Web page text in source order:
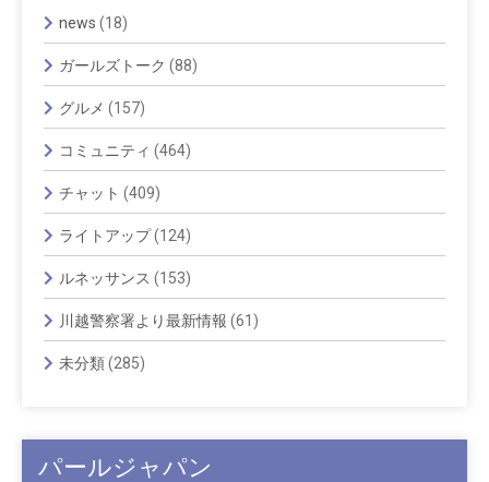
news (18)
ガールズトーク (88)
グルメ (157)
コミュニティ (464)
チャット (409)
ライトアップ(124)
ルネッサンス (153)
川越警察署より最新情報 (61)
未分類(285)
パールジャパン